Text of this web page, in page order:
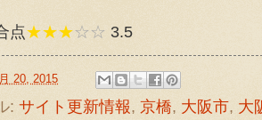
点★★★☆☆ 3.5
20, 2015
: サイト更新情報, 京橋, 大阪市, 大